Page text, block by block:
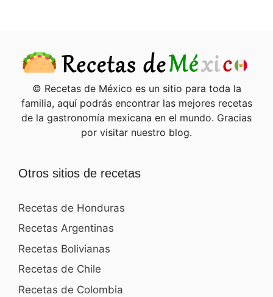
© Recetas de México es un sitio para toda la
familia, aquí podrás encontrar las mejores recetas
de la gastronomía mexicana en el mundo. Gracias
por visitar nuestro blog.
Otros sitios de recetas
Recetas de Honduras
Recetas Argentinas
Recetas Bolivianas
Recetas de Chile
Recetas de Colombia